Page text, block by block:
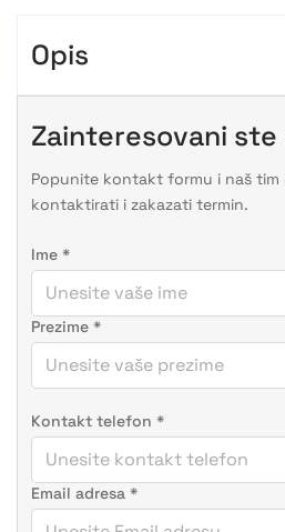
Opis
Zainteresovani ste
Popunite kontakt formu i naš tim
kontaktirati i zakazati termin.
Ime *
Prezime *
Kontakt telefon *
Email adresa *